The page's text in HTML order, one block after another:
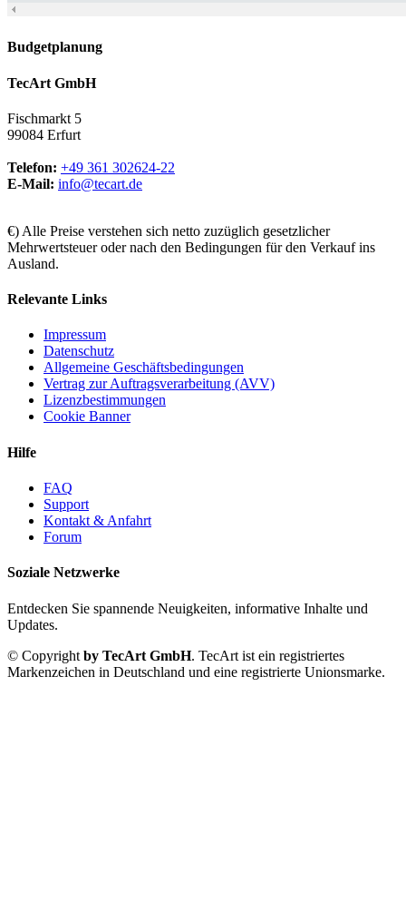
Budgetplanung
TecArt GmbH
Fischmarkt 5
99084 Erfurt
Telefon: +49 361 302624-22
E-Mail: info@tecart.de
€) Alle Preise verstehen sich netto zuzüglich gesetzlicher
Mehrwertsteuer oder nach den Bedingungen für den Verkauf ins
Ausland.
Relevante Links
Impressum
Datenschutz
Allgemeine Geschäftsbedingungen
Vertrag zur Auftragsverarbeitung (AVV)
Lizenzbestimmungen
Cookie Banner
Hilfe
FAQ
Support
Kontakt & Anfahrt
Forum
Soziale Netzwerke
Entdecken Sie spannende Neuigkeiten, informative Inhalte und
Updates.
© Copyright by TecArt GmbH. TecArt ist ein registriertes
Markenzeichen in Deutschland und eine registrierte Unionsmarke.